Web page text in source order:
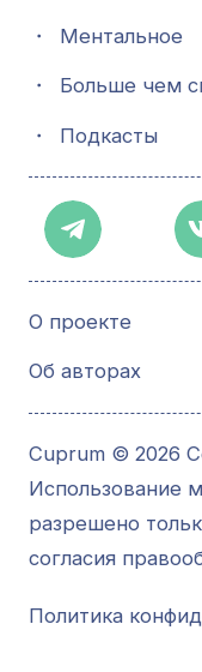
・ Ментальное
・ Больше чем
・ Подкасты
О проекте
Об авторах
Cuprum © 2026
Использование
разрешено
согласия
Политика